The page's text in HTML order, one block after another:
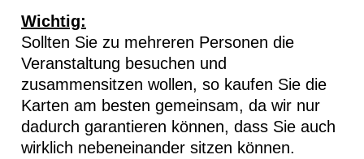
Wichtig:
Sollten Sie zu mehreren Personen die
Veranstaltung besuchen und
zusammensitzen wollen, so kaufen Sie die
Karten am besten gemeinsam, da wir nur
dadurch garantieren können, dass Sie auch
wirklich nebeneinander sitzen können.